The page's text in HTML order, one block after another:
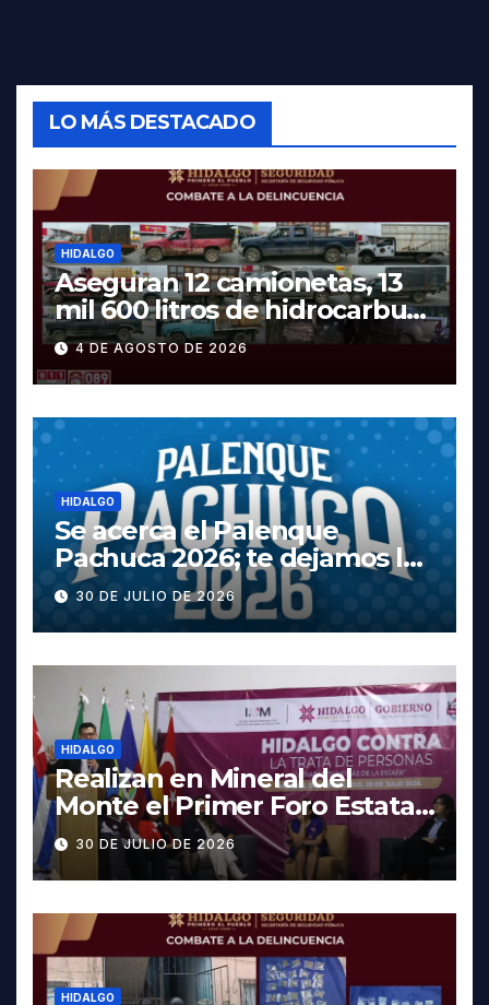
LO MÁS DESTACADO
HIDALGO
Aseguran 12 camionetas, 13
mil 600 litros de hidrocarburo
y dos vehículos robados en
Tula
4 DE AGOSTO DE 2026
HIDALGO
Se acerca el Palenque
Pachuca 2026; te dejamos la
cartelera completa, las
fechas y los precios
30 DE JULIO DE 2026
HIDALGO
Realizan en Mineral del
Monte el Primer Foro Estatal
contra la Trata de Personas
30 DE JULIO DE 2026
HIDALGO